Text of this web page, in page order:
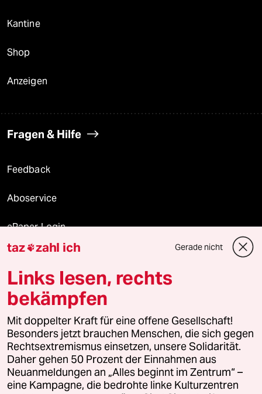
Kantine
Shop
Anzeigen
Fragen & Hilfe
Feedback
Aboservice
ePaper Login
Downloads für Abonnierende
© 2026 taz Verlags und Vertriebs GmbH
Alle Rechte vorbehalten. Bei rechtlichen Fragen oder für Genehmigungen
wenden Sie sich bitte an lizenzen@taz.de
Feedback Redaktionsstatut Kommune-Richtlinien
taz zahl ich Gerade nicht
Links lesen, rechts
bekämpfen
Mit doppelter Kraft für eine offene Gesellschaft!
Besonders jetzt brauchen Menschen, die sich gegen
Rechtsextremismus einsetzen, unsere Solidarität.
Daher gehen 50 Prozent der Einnahmen aus
Neuanmeldungen an „Alles beginnt im Zentrum“ –
eine Kampagne, die bedrohte linke Kulturzentren